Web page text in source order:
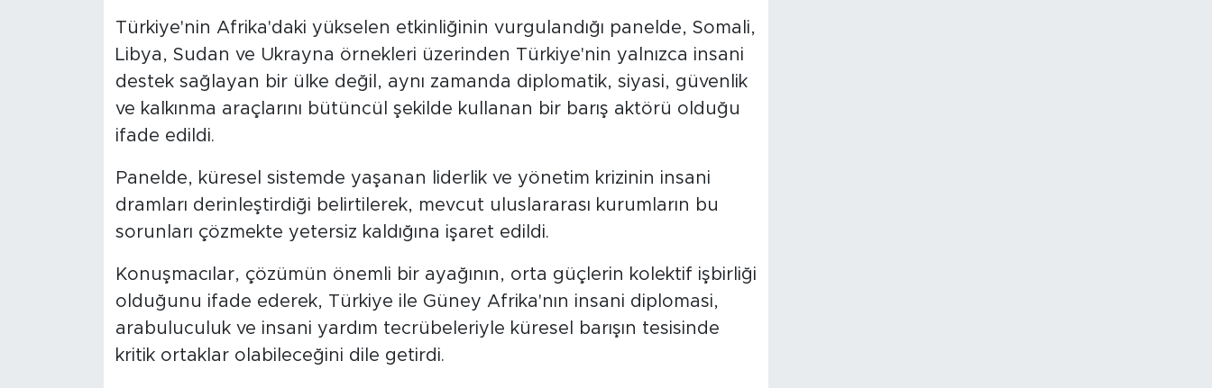
Türkiye'nin Afrika'daki yükselen etkinliğinin vurgulandığı panelde, Somali,
Libya, Sudan ve Ukrayna örnekleri üzerinden Türkiye'nin yalnızca insani
destek sağlayan bir ülke değil, aynı zamanda diplomatik, siyasi, güvenlik
ve kalkınma araçlarını bütüncül şekilde kullanan bir barış aktörü olduğu
ifade edildi.
Panelde, küresel sistemde yaşanan liderlik ve yönetim krizinin insani
dramları derinleştirdiği belirtilerek, mevcut uluslararası kurumların bu
sorunları çözmekte yetersiz kaldığına işaret edildi.
Konuşmacılar, çözümün önemli bir ayağının, orta güçlerin kolektif işbirliği
olduğunu ifade ederek, Türkiye ile Güney Afrika'nın insani diplomasi,
arabuluculuk ve insani yardım tecrübeleriyle küresel barışın tesisinde
kritik ortaklar olabileceğini dile getirdi.